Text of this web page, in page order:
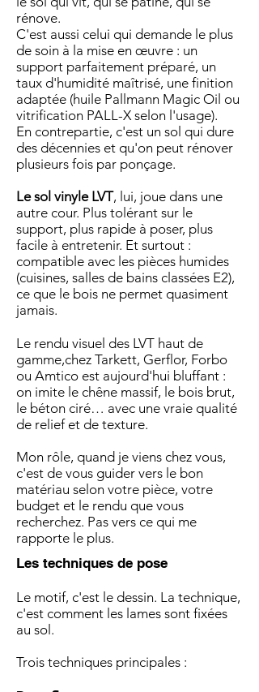
rénove.
C'est aussi celui qui demande le plus
de soin à la mise en œuvre : un
support parfaitement préparé, un
taux d'humidité maîtrisé, une finition
adaptée (huile Pallmann Magic Oil ou
vitrification PALL-X selon l'usage).
En contrepartie, c'est un sol qui dure
des décennies et qu'on peut rénover
plusieurs fois par ponçage.
Le sol vinyle LVT, lui, joue dans une
autre cour. Plus tolérant sur le
support, plus rapide à poser, plus
facile à entretenir. Et surtout :
compatible avec les pièces humides
(cuisines, salles de bains classées E2),
ce que le bois ne permet quasiment
jamais.
Le rendu visuel des LVT haut de
gamme,chez Tarkett, Gerflor, Forbo
ou Amtico est aujourd'hui bluffant :
on imite le chêne massif, le bois brut,
le béton ciré… avec une vraie qualité
de relief et de texture.
Mon rôle, quand je viens chez vous,
c'est de vous guider vers le bon
matériau selon votre pièce, votre
budget et le rendu que vous
recherchez. Pas vers ce qui me
rapporte le plus.
Les techniques de pose
Le motif, c'est le dessin. La technique,
c'est comment les lames sont fixées
au sol.
Trois techniques principales :